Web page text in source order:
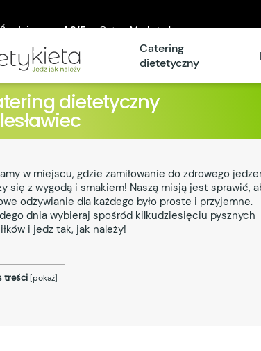
Średnia ocen4.9/5w CateroMarket.pl
Catering
dietetyczny
dietetyczny
w miejscu, gdzie zamiłowanie do zdrowego
się z wygodą i smakiem! Naszą misją jest sprawić,
odżywianie dla każdego było proste i przyjemne.
dnia wybieraj spośród kilkudziesięciu pysznych
i jedz tak, jak należy!
treści [pokaż]